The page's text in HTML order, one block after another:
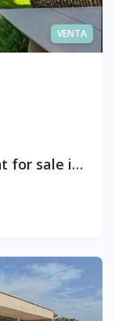
VENTA
First line beachfront apartment for sale in Coson